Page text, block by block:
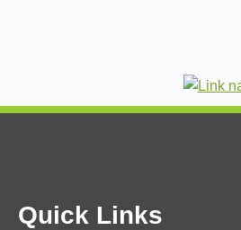
Quick Links